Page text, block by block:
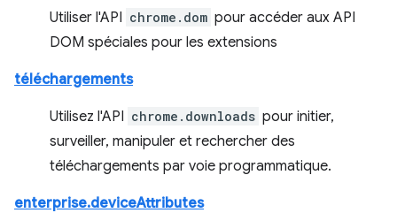
Utiliser l'API chrome.dom pour accéder aux API
DOM spéciales pour les extensions
téléchargements
Utilisez l'API chrome.downloads pour initier,
surveiller, manipuler et rechercher des
téléchargements par voie programmatique.
enterprise.deviceAttributes